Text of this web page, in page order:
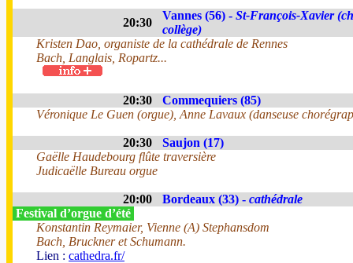
20:30
Vannes (56) - St-François-Xavier
collège)
Kristen Dao, organiste de la cathédrale de Rennes
Bach, Langlais, Ropartz...
20:30
Commequiers (85)
Véronique Le Guen (orgue), Anne Lavaux (danseuse
20:30
Saujon (17)
Gaëlle Haudebourg flûte traversière
Judicaëlle Bureau orgue
20:00 Bordeaux (33) - cathédrale
Festival d’orgue d’été
Konstantin Reymaier, Vienne (A) Stephansdom
Bach, Bruckner et Schumann.
Lien : cathedra.fr/